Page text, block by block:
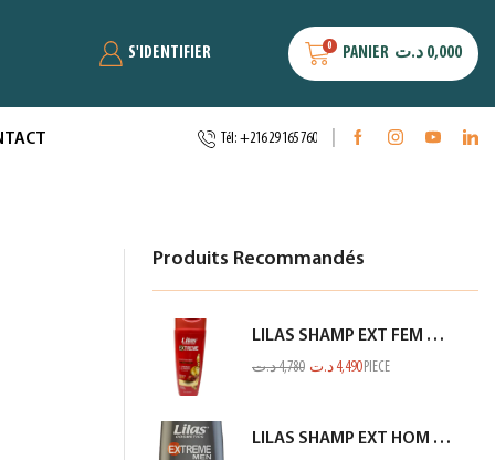
S'IDENTIFIER 0 PANIER 0,000 د.ت
Tél: +216 29 165 760
Produits Recommandés
LILAS SHAMP EXT FEM COL OU MECH ROUGE 350ML
4,780د.ت 4,490 د.ت PIECE
LILAS SHAMP EXT HOM PROTEINE GRIS 350ML